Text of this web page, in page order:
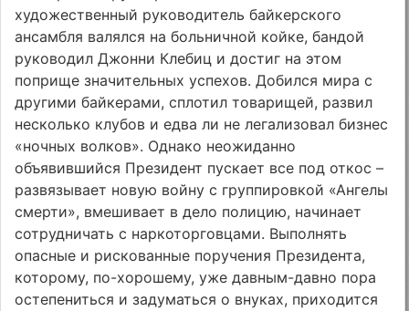
художественный руководитель байкерского
ансамбля валялся на больничной койке, бандой
руководил Джонни Клебиц и достиг на этом
поприще значительных успехов. Добился мира с
другими байкерами, сплотил товарищей, развил
несколько клубов и едва ли не легализовал бизнес
«ночных волков». Однако неожиданно
объявившийся Президент пускает все под откос –
развязывает новую войну с группировкой «Ангелы
смерти», вмешивает в дело полицию, начинает
сотрудничать с наркоторговцами. Выполнять
опасные и рискованные поручения Президента,
которому, по-хорошему, уже давным-давно пора
остепениться и задуматься о внуках, приходится